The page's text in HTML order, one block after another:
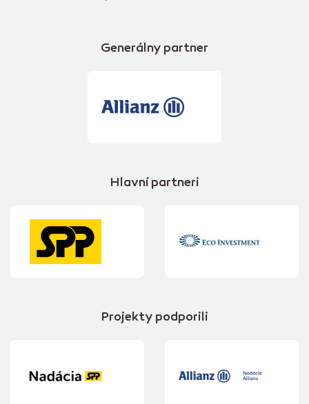
Generálny partner
Hlavní partneri
Projekty podporili